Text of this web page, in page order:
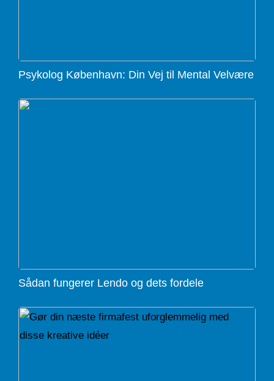
Psykolog København: Din Vej til Mental Velvære
Sådan fungerer Lendo og dets fordele